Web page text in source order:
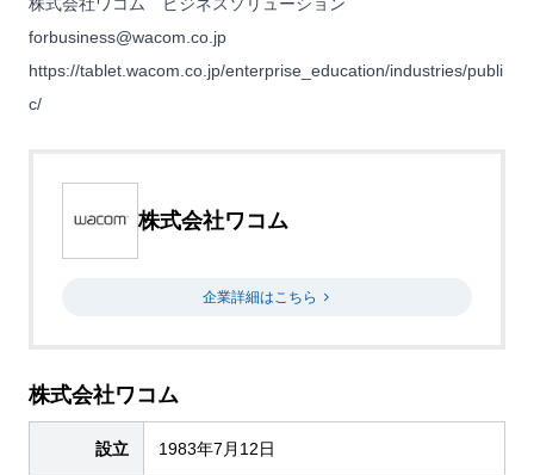
forbusiness@wacom.co.jp
https://tablet.wacom.co.jp/enterprise_education/industries/publi
c/
株式会社ワコム
企業詳細はこちら
株式会社ワコム
設立 1983年7月12日